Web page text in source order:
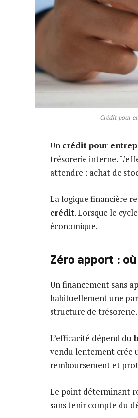
Crédit pour
Un crédit pour
trésorerie interne.
attendre : achat de
La logique financière
crédit. Lorsque le
économique.
Zéro apport :
Un financement sans
habituellement une
structure de trésorerie.
L’efficacité dépend du
vendu lentement crée
remboursement et
Le point déterminant
sans tenir compte du